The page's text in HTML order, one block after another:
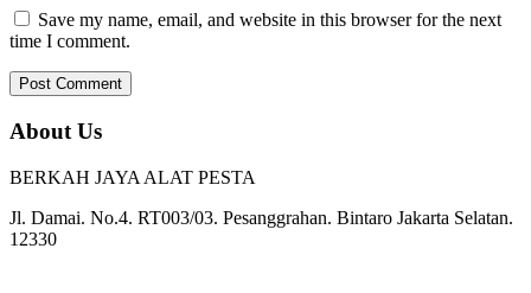
Save my name, email, and website in this browser for the next
time I comment.
About Us
BERKAH JAYA ALAT PESTA
Jl. Damai. No.4. RT003/03. Pesanggrahan. Bintaro Jakarta Selatan.
12330